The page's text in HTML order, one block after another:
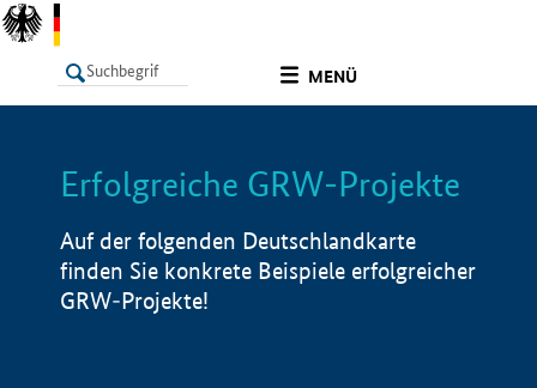
MENÜ
LISTE Info
Erfolgreiche GRW-Projekte
Auf der folgenden Deutschlandkarte
finden Sie konkrete Beispiele erfolgreicher
GRW-Projekte!